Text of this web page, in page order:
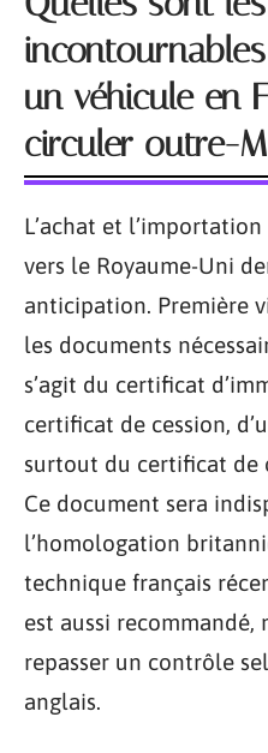
un véhicule en
circuler outre-
L’achat et
vers le Royaume-Uni
anticipation. Première
les documents
s’agit du certificat
certificat de cession,
surtout du certificat de
Ce document sera
l’homologation
technique français
est aussi recommandé,
repasser un contrôle
anglais.